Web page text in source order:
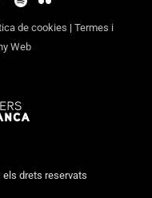
de cookies | Termes i
Web
drets reservats